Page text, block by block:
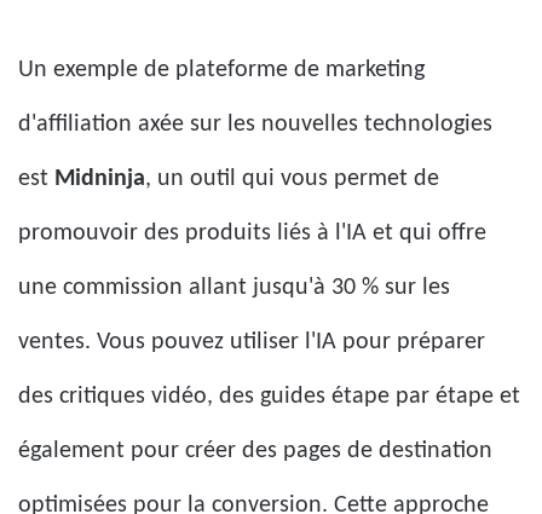
Un exemple de plateforme de marketing
d'affiliation axée sur les nouvelles technologies
est Midninja, un outil qui vous permet de
promouvoir des produits liés à l'IA et qui offre
une commission allant jusqu'à 30 % sur les
ventes. Vous pouvez utiliser l'IA pour préparer
des critiques vidéo, des guides étape par étape et
également pour créer des pages de destination
optimisées pour la conversion. Cette approche